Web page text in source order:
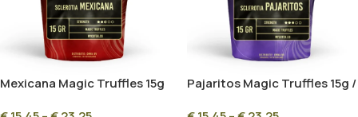
Mexicana Magic Truffles 15g
Pajaritos Magic Truffles 15g /